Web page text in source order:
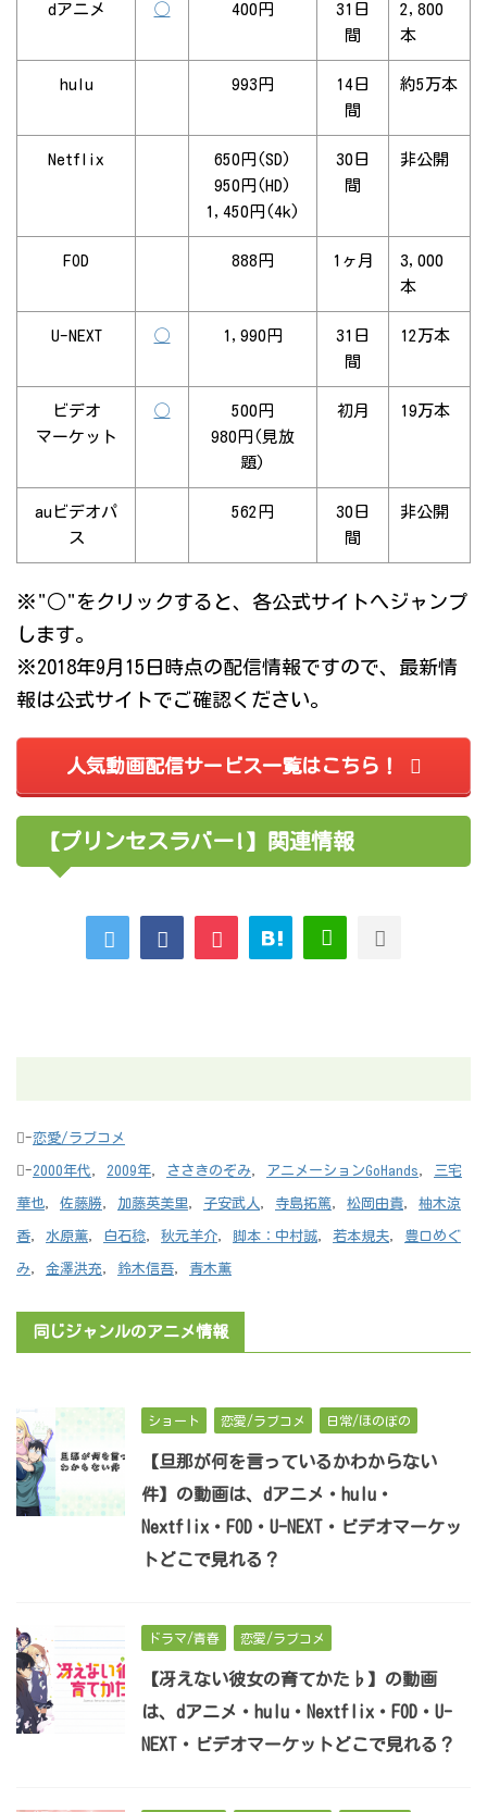
dアニメ ◯ 400円
31日
間
2,800
本
hulu 993円
14日
間
約5万本
Netflix
650円(SD)
950円(HD)
1,450円(4k)
30日
間
非公開
FOD 888円 1ヶ月
3,000
本
U-NEXT ◯ 1,990円
31日
間
12万本
ビデオ
マーケット
◯
500円
980円(見放
題)
初月 19万本
auビデオパ
ス
562円
30日
間
非公開
※"○"をクリックすると、各公式サイトへジャンプ
します。
※2018年9月15日時点の配信情報ですので、最新情
報は公式サイトでご確認ください。
人気動画配信サービス一覧はこちら！
【プリンセスラバー!】関連情報
-恋愛/ラブコメ
-2000年代, 2009年, ささきのぞみ, アニメーションGoHands, 三宅
華也, 佐藤勝, 加藤英美里, 子安武人, 寺島拓篤, 松岡由貴, 柚木涼
香, 水原薫, 白石稔, 秋元羊介, 脚本：中村誠, 若本規夫, 豊口めぐ
み, 金澤洪充, 鈴木信吾, 青木薫
同じジャンルのアニメ情報
ショート 恋愛/ラブコメ 日常/ほのぼの
【旦那が何を言っているかわからない
件】の動画は、dアニメ・hulu・
Nextflix・FOD・U-NEXT・ビデオマーケッ
トどこで見れる？
ドラマ/青春 恋愛/ラブコメ
【冴えない彼女の育てかた♭】の動画
は、dアニメ・hulu・Nextflix・FOD・U-
NEXT・ビデオマーケットどこで見れる？